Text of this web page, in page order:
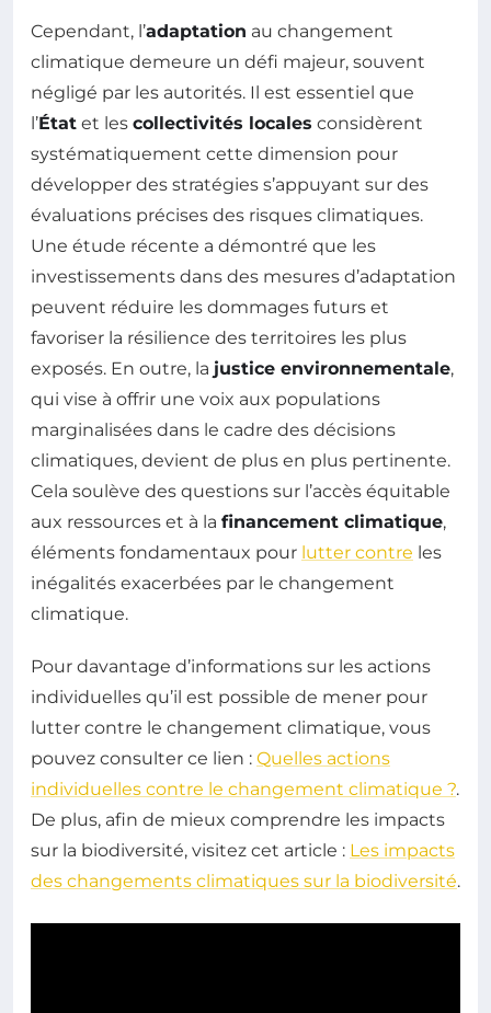
Cependant, l’adaptation au changement
climatique demeure un défi majeur, souvent
négligé par les autorités. Il est essentiel que
l’État et les collectivités locales considèrent
systématiquement cette dimension pour
développer des stratégies s’appuyant sur des
évaluations précises des risques climatiques.
Une étude récente a démontré que les
investissements dans des mesures d’adaptation
peuvent réduire les dommages futurs et
favoriser la résilience des territoires les plus
exposés. En outre, la justice environnementale,
qui vise à offrir une voix aux populations
marginalisées dans le cadre des décisions
climatiques, devient de plus en plus pertinente.
Cela soulève des questions sur l’accès équitable
aux ressources et à la financement climatique,
éléments fondamentaux pour lutter contre les
inégalités exacerbées par le changement
climatique.
Pour davantage d’informations sur les actions
individuelles qu’il est possible de mener pour
lutter contre le changement climatique, vous
pouvez consulter ce lien : Quelles actions
individuelles contre le changement climatique ?.
De plus, afin de mieux comprendre les impacts
sur la biodiversité, visitez cet article : Les impacts
des changements climatiques sur la biodiversité.